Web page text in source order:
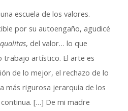
escuela de los valores.
por su autoengaño, agudicé
qualitas, del valor… lo que
trabajo artístico. El arte es
de lo mejor, el rechazo de lo
más rigurosa jerarquía de los
[…] De mi madre